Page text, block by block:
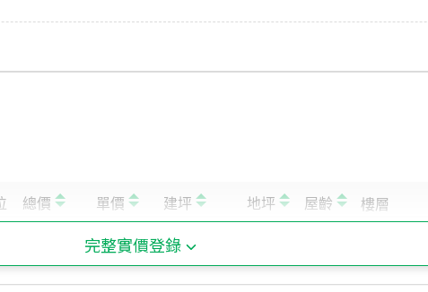
完整實價登錄